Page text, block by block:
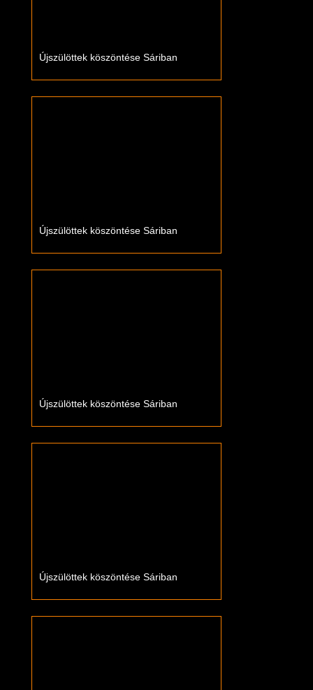
Újszülöttek köszöntése Sáriban
Újszülöttek köszöntése Sáriban
Újszülöttek köszöntése Sáriban
Újszülöttek köszöntése Sáriban